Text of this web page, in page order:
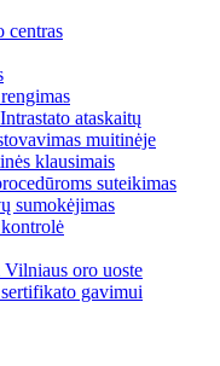
centras
ataskaitų
muitinėje
klausimais
suteikimas
sumokėjimas
oro uoste
gavimui